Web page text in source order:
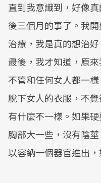
直到我意識到，好像
後三個月的事了。我
治療，我是真的想治
最後，我才知道，原
不管和任何女人都一
脫下女人的衣服，不
有什麼不一樣。如果
胸部大一些，沒有陰
以容納一個器官進出，